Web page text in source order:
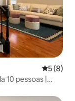
5 de
5 (8)
10 pessoas |